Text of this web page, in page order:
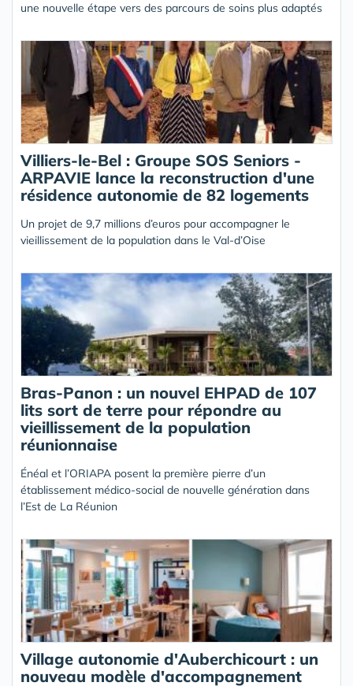
une nouvelle étape vers des parcours de soins plus adaptés
Villiers-le-Bel : Groupe SOS Seniors -
ARPAVIE lance la reconstruction d'une
résidence autonomie de 82 logements
Un projet de 9,7 millions d’euros pour accompagner le
vieillissement de la population dans le Val-d’Oise
Bras-Panon : un nouvel EHPAD de 107
lits sort de terre pour répondre au
vieillissement de la population
réunionnaise
Énéal et l’ORIAPA posent la première pierre d’un
établissement médico-social de nouvelle génération dans
l’Est de La Réunion
Village autonomie d'Auberchicourt : un
nouveau modèle d'accompagnement